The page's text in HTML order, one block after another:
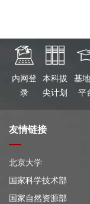
内网登
录
本科拔
尖计划
基
平
友情链接
北京大学
国家科学技术部
国家自然资源部